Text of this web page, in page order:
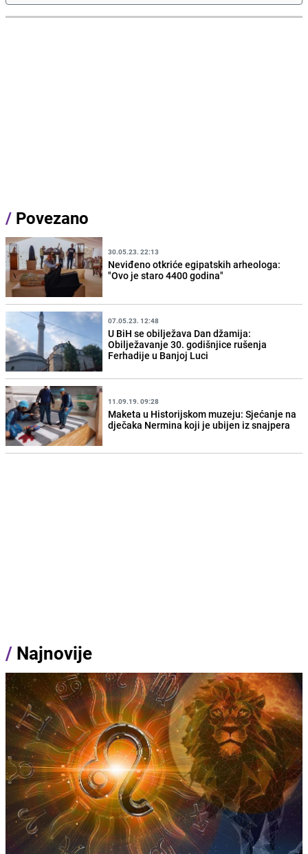
/ Povezano
30.05.23. 22:13
Neviđeno otkriće egipatskih arheologa:
"Ovo je staro 4400 godina"
07.05.23. 12:48
U BiH se obilježava Dan džamija:
Obilježavanje 30. godišnjice rušenja
Ferhadije u Banjoj Luci
11.09.19. 09:28
Maketa u Historijskom muzeju: Sjećanje na
dječaka Nermina koji je ubijen iz snajpera
/ Najnovije